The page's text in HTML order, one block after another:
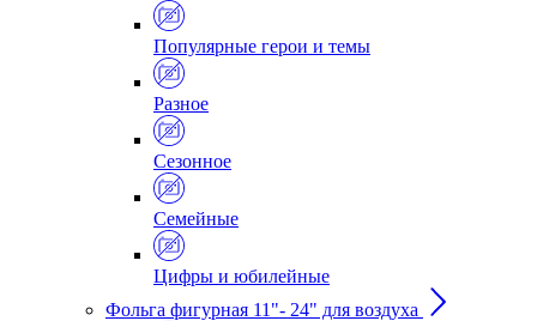
Популярные герои и темы
Разное
Сезонное
Семейные
Цифры и юбилейные
Фольга фигурная 11"- 24" для воздуха